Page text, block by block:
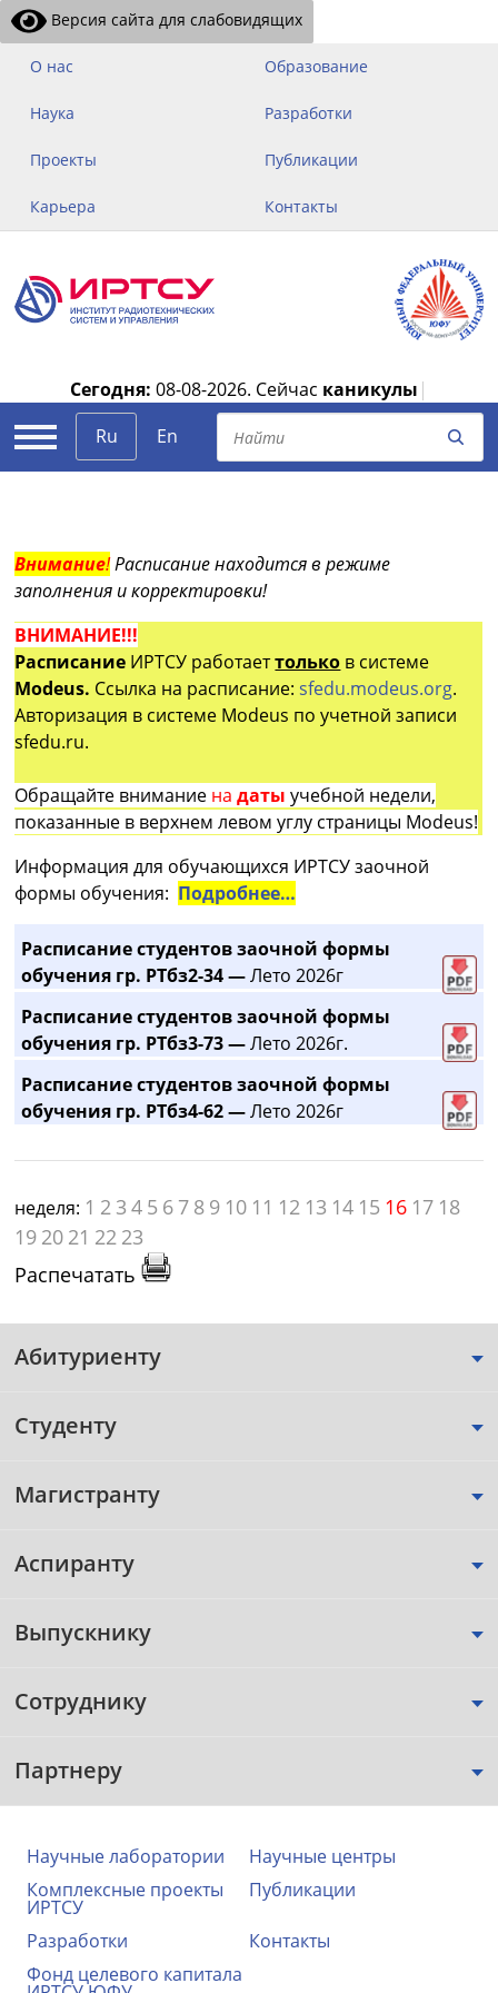
Версия сайта для слабовидящих
О нас Образование
Наука Разработки
Проекты Публикации
Карьера Контакты
Сегодня: 08-08-2026. Сейчас каникулы |
Ru
En
Внимание!Расписание находится в режиме
заполнения и корректировки!
ВНИМАНИЕ!!!
Расписание ИРТСУ работаеттолько в системе
Modeus. Ссылка на расписание:sfedu.modeus.org.
Авторизация в системе Modeus по учетной записи
sfedu.ru.
Обращайте внимание на датыучебной недели,
показанные в верхнем левом углу страницы Modeus!
Информация для обучающихся ИРТСУ заочной
формы обучения: Подробнее…
Расписание студентов заочной формы
обучения гр. РТбз2-34 —Лето 2026г
Расписание студентов заочной формы
обучения гр. РТбз3-73 —Лето 2026г.
Расписание студентов заочной формы
обучения гр. РТбз4-62 —Лето 2026г
неделя: 1 2 3 4 5 6 7 8 9 10 11 12 13 14 15 16 17 18
19 20 21 22 23
Распечатать
Абитуриенту
Студенту
Магистранту
Аспиранту
Выпускнику
Сотруднику
Партнеру
Научные лаборатории
Научные центры
Комплексные проекты
ИРТСУ
Публикации
Разработки
Контакты
Фонд целевого капитала